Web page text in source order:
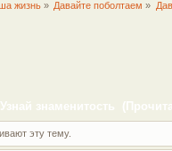
жизнь » Давайте поболтаем »
знаменитость
эту тему.